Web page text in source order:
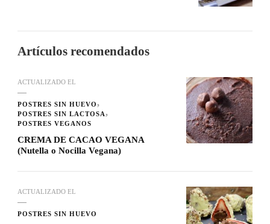
Artículos recomendados
ACTUALIZADO EL
POSTRES SIN HUEVO
POSTRES SIN LACTOSA
POSTRES VEGANOS
CREMA DE CACAO VEGANA
(Nutella o Nocilla Vegana)
ACTUALIZADO EL
POSTRES SIN HUEVO